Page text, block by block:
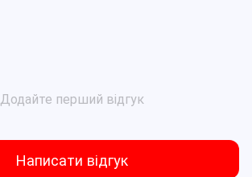
Додайте перший відгук
Написати відгук